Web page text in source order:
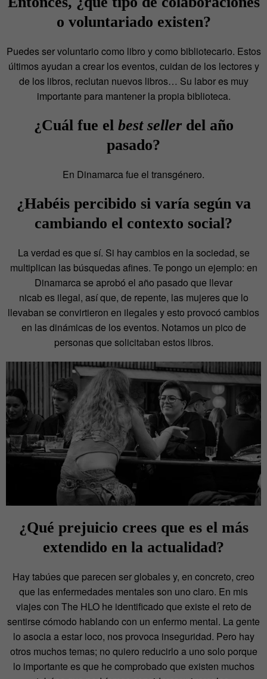
o voluntariado existen?
Puedes ser voluntario como libro y como bibliotecario. Estos
últimos ayudan a crear los eventos, cuidan de los lectores y
de los libros, reclutan nuevos libros… Su labor es muy
importante para mantener la propia biblioteca.
¿Cuál fue el best sellerdel año
pasado?
En Dinamarca fue el transgénero.
¿Habéis percibido si varía según va
cambiando el contexto social?
La verdad es que sí. Si hay cambios en la sociedad, se
multiplican las búsquedas afines. Te pongo un ejemplo: en
Dinamarca se aprobó el año pasado que llevar
nicab es ilegal, así que, de repente, las mujeres que lo
llevaban se convirtieron en ilegales y esto provocó cambios
en las dinámicas de los eventos. Notamos un pico de
personas que solicitaban estos libros.
¿Qué prejuicio crees que es el más
extendido en la actualidad?
Hay tabúes que parecen ser globales y, en concreto, creo
que las enfermedades mentales son uno claro. En mis
viajes con The HLO he identificado que existe el reto de
sentirse cómodo hablando con un enfermo mental. La gente
lo asocia a estar loco, nos provoca inseguridad. Pero hay
otros muchos temas; no quiero reducirlo a uno solo porque
lo importante es que he comprobado que existen muchos